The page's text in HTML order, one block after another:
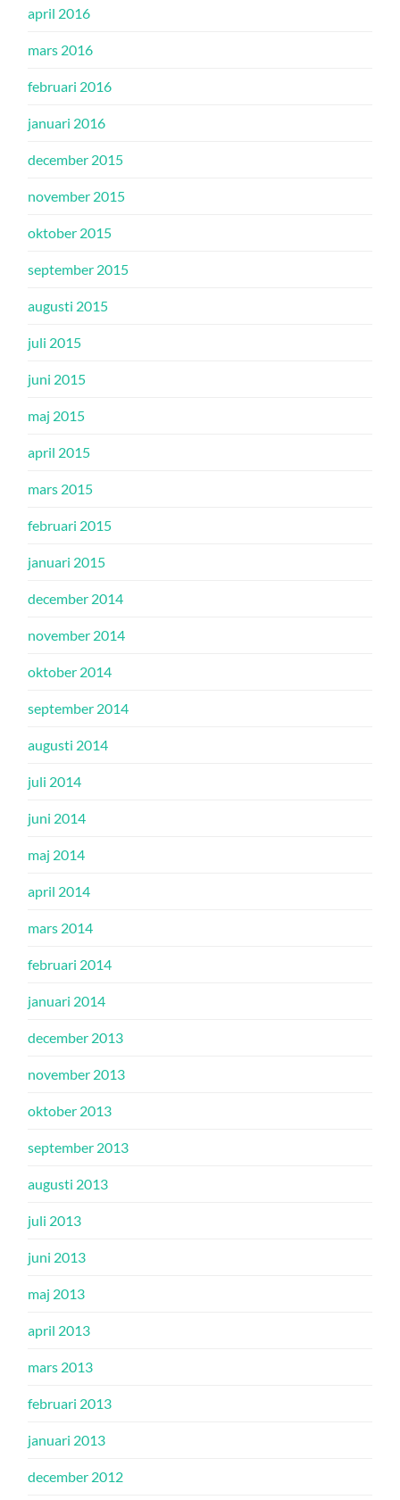
april 2016
mars 2016
februari 2016
januari 2016
december 2015
november 2015
oktober 2015
september 2015
augusti 2015
juli 2015
juni 2015
maj 2015
april 2015
mars 2015
februari 2015
januari 2015
december 2014
november 2014
oktober 2014
september 2014
augusti 2014
juli 2014
juni 2014
maj 2014
april 2014
mars 2014
februari 2014
januari 2014
december 2013
november 2013
oktober 2013
september 2013
augusti 2013
juli 2013
juni 2013
maj 2013
april 2013
mars 2013
februari 2013
januari 2013
december 2012